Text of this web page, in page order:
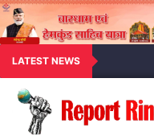
LATEST NEWS